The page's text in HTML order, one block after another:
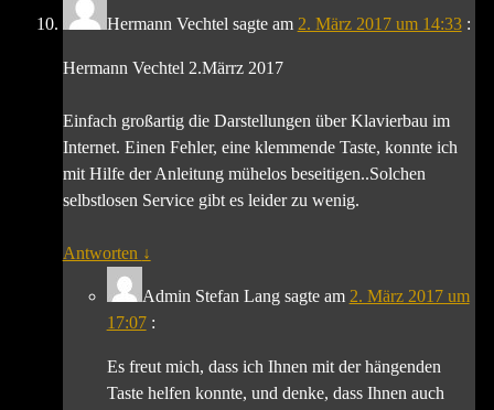
Hermann Vechtel sagte am 2. März 2017 um 14:33 :
Hermann Vechtel 2.Märrz 2017
Einfach großartig die Darstellungen über Klavierbau im
Internet. Einen Fehler, eine klemmende Taste, konnte ich
mit Hilfe der Anleitung mühelos beseitigen..Solchen
selbstlosen Service gibt es leider zu wenig.
Antworten ↓
Admin Stefan Langsagte am 2. März 2017 um
17:07 :
Es freut mich, dass ich Ihnen mit der hängenden
Taste helfen konnte, und denke, dass Ihnen auch